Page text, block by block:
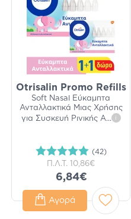
Otrisalin Promo Refills
Soft Nasal Εύκαμπτα
Ανταλλακτικά Μιας Χρήσης
για Συσκευή Ρινικής Α... i
(42)
Π.Λ.Τ. 10,86€
6,84€
Αγορά